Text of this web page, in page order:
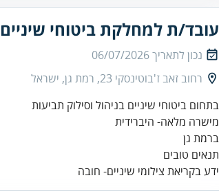
עובד/ת למחלקת ביטוחי שיניים
נכון לתאריך06/07/2026
רחוב זאב ז'בוטינסקי 23, רמת גן, ישראל
ידע בקריאת צילומי שיניים- חובה